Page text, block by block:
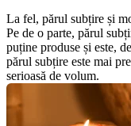
La fel, părul subțire și
Pe de o parte, părul
puține produse și este,
părul subțire este mai
serioasă de volum.